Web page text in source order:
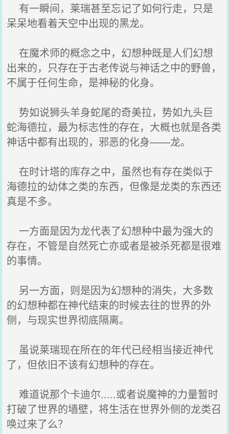
有一瞬间，莱瑞甚至忘记了如何行走，只是
呆呆地看着天空中出现的黑龙。
在魔术师的概念之中，幻想种既是人们幻想
出来的，只存在于古老传说与神话之中的野兽，
不属于任何生命，是神秘的化身。
势如说狮头羊身蛇尾的奇美拉，势如九头巨
蛇海德拉，最为标志性的存在，大概也就是各类
神话中都有出现的，邪恶的化身——龙。
在时计塔的库存之中，虽然也有存在类似于
海德拉的幼体之类的东西，但像是龙类的东西还
真是不多。
一方面是因为龙代表了幻想种中最为强大的
存在，不管是自然死亡亦或者是被杀死都是很难
的事情。
另一方面，则是因为幻想种的消失，大多数
的幻想种都在神代结束的时候去往的世界的外
侧，与现实世界彻底隔离。
虽说莱瑞现在所在的年代已经相当接近神代
了，但依旧不该有幻想种的存在。
难道说那个卡迪尔.....或者说魔神的力量暂时
打破了世界的墙壁，将生活在世界外侧的龙类召
唤过来了么？